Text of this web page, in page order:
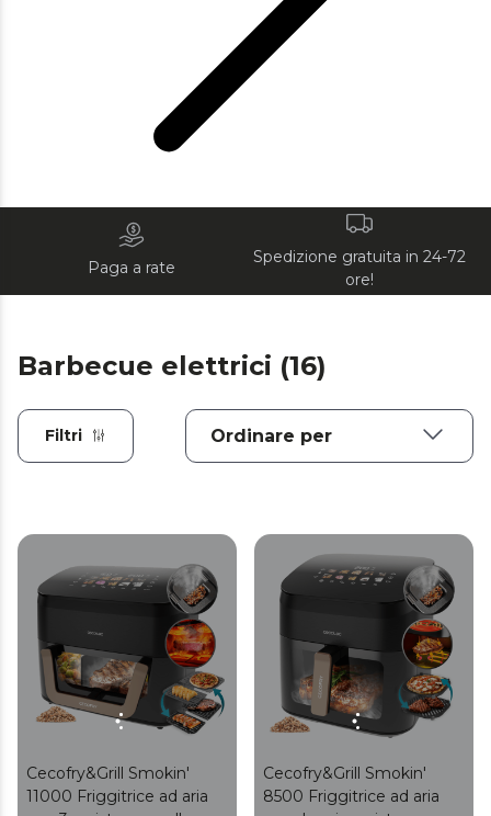
Paga a rate
Spedizione gratuita in 24-72
ore!
Barbecue elettrici (16)
Filtri
Cecofry&Grill Smokin'
11000 Friggitrice ad aria
Cecofry&Grill Smokin'
8500 Friggitrice ad aria